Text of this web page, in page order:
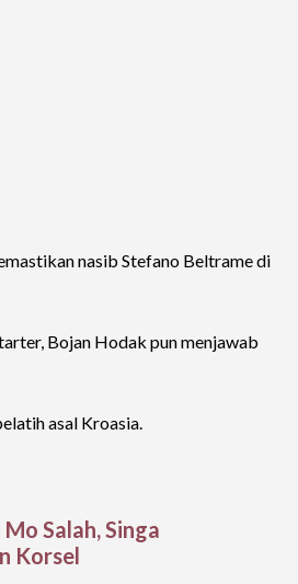
nasib Stefano Beltrame di
Bojan Hodak pun menjawab
asal Kroasia.
Salah, Singa
Korsel